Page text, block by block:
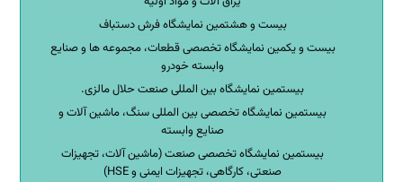
بیست و هشتمین نمایشگاه فرش دستباف
بیست و یکمین نمایشگاه تخصصی قطعات، مجموعه ها و صنایع
وابسته خودرو
بیستمین نمایشگاه بین المللی صنعت حلال مالزی.
بیستمین نمایشگاه تخصصی بین المللی سنگ، ماشین آلات و
صنایع وابسته
بیستمین نمایشگاه تخصصی صنعت (ماشین آلات، تجهیزات
صنعتی، کارگاهی، تجهیزات ایمنی و HSE)